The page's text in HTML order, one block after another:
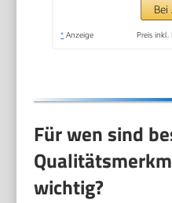
imBei
* Anzeige Preis inkl.
Für wen sind
wichtig?